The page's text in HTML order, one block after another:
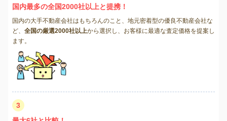
国内最多の全国2000社以上と提携！
国内の大手不動産会社はもちろんのこと、地元密着型の優良不動産会社な
ど、 全国の厳選2000社以上から選択し、お客様に最適な査定価格を提案し
ます。
3